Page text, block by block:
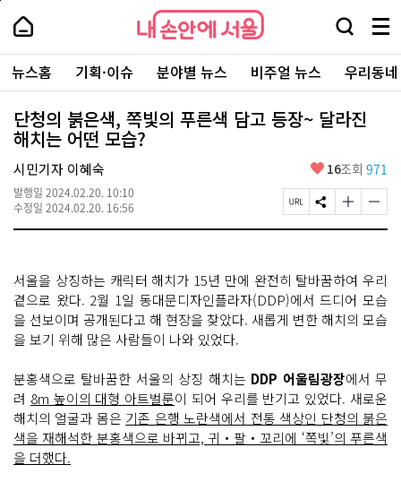
본
로
가
내
손
안
에
서
울
-
서
울
시
대
표
소
통
포
내
손
에
울
검
창
열
기
메
뉴
전
체
보
주
요
서
뉴스홈 기획·이슈 분야별 뉴스 비주얼 뉴스 우리동
단청의 붉은색, 쪽빛의 푸른색 담고 등장~ 달라진
해치는 어떤 모습?
시민기자 이혜숙
발행일 2024.02.20. 10:10
수정일 2024.02.20. 16:56
좋
요
16조회 971
페
이
L
복
사
S
N
하
기
글
자
크
게
변
경
하
글
자
작
게
변
경
하
서울을 상징하는 캐릭터 해치가 15년 만에 완전히 탈바꿈하여 우리
곁으로 왔다. 2월 1일 동대문디자인플라자(DDP)에서 드디어 모습
을 선보이며 공개된다고 해 현장을 찾았다. 새롭게 변한 해치의 모습
을 보기 위해 많은 사람들이 나와 있었다.
분홍색으로 탈바꿈한 서울의 상징 해치는 DDP 어울림광장에서 무
려 8m 높이의 대형 아트벌룬이 되어 우리를 반기고 있었다. 새로운
해치의 얼굴과 몸은 기존 은행 노란색에서 전통 색상인 단청의 붉은
색을 재해석한 분홍색으로 바뀌고, 귀‧팔‧꼬리에 ‘쪽빛’의 푸른색
을 더했다.
페
상
단
로